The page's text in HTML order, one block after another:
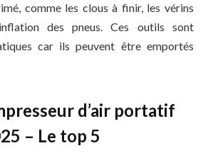
comme les clous à finir, les vérins
des pneus. Ces outils sont
car ils peuvent être emportés
d’air portatif
– Le top 5